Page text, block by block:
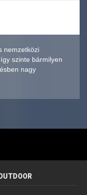
nemzetközi
szinte bármilyen
nagy